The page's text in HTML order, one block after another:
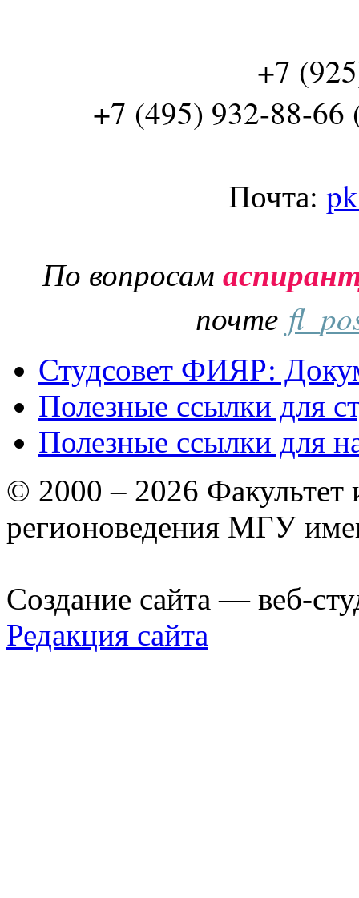
+7
+7 (495) 932-88-66
Почта:
По вопросам
почте
Студсовет ФИЯР:
Полезные ссылки для
Полезные ссылки для
© 2000 – 2026 Факультет
регионоведения МГУ
Создание сайта — веб-
Редакция сайта